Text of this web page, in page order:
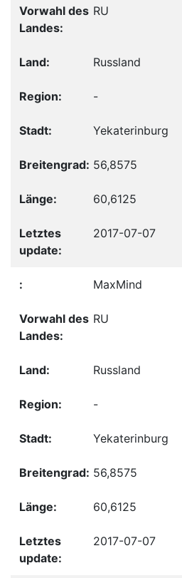
RU
Russland
-
Yekaterinburg
56,8575
60,6125
2017-07-07
MaxMind
RU
Russland
-
Yekaterinburg
56,8575
60,6125
2017-07-07